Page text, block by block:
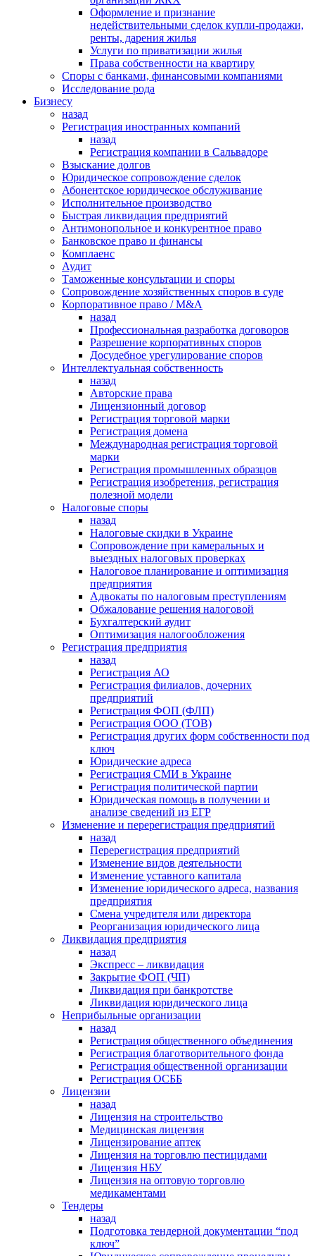
Оформление и признание
недействительными сделок купли-продажи,
ренты, дарения жилья
Услуги по приватизации жилья
Права собственности на квартиру
Cпоры с банками, финансовыми компаниями
Исследование рода
Бизнесу
назад
Регистрация иностранных компаний
назад
Регистрация компании в Сальвадоре
Взыскание долгов
Юридическое сопровождение сделок
Абонентское юридическое обслуживание
Исполнительное производство
Быстрая ликвидация предприятий
Антимонопольное и конкурентное право
Банковское право и финансы
Комплаенс
Аудит
Таможенные консультации и споры
Сопровождение хозяйственных споров в суде
Корпоративное право / M&A
назад
Профессиональная разработка договоров
Разрешение корпоративных споров
Досудебное урегулирование споров
Интеллектуальная собственность
назад
Авторские права
Лицензионный договор
Регистрация торговой марки
Регистрация домена
Международная регистрация торговой
марки
Регистрация промышленных образцов
Регистрация изобретения, регистрация
полезной модели
Налоговые споры
назад
Налоговые скидки в Украине
Сопровождение при камеральных и
выездных налоговых проверках
Налоговое планирование и оптимизация
предприятия
Адвокаты по налоговым преступлениям
Обжалование решения налоговой
Бухгалтерский аудит
Оптимизация налогообложения
Регистрация предприятия
назад
Регистрация АО
Регистрация филиалов, дочерних
предприятий
Регистрация ФОП (ФЛП)
Регистрация ООО (ТОВ)
Регистрация других форм собственности под
ключ
Юридические адреса
Регистрация СМИ в Украине
Регистрация политической партии
Юридическая помощь в получении и
анализе сведений из ЕГР
Изменение и перерегистрация предприятий
назад
Перерегистрация предприятий
Изменение видов деятельности
Изменение уставного капитала
Изменение юридического адреса, названия
предприятия
Смена учредителя или директора
Реорганизация юридического лица
Ликвидация предприятия
назад
Экспресс – ликвидация
Закрытие ФОП (ЧП)
Ликвидация при банкротстве
Ликвидация юридического лица
Неприбыльные организации
назад
Регистрация общественного объединения
Регистрация благотворительного фонда
Регистрация общественной организации
Регистрация ОСББ
Лицензии
назад
Лицензия на строительство
Медицинская лицензия
Лицензирование аптек
Лицензия на торговлю пестицидами
Лицензия НБУ
Лицензия на оптовую торговлю
медикаментами
Тендеры
назад
Подготовка тендерной документации “под
ключ”